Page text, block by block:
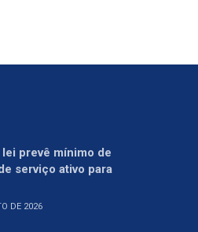
prevê mínimo de
serviço ativo para
DE 2026